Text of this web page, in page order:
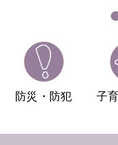
防災・防犯 子